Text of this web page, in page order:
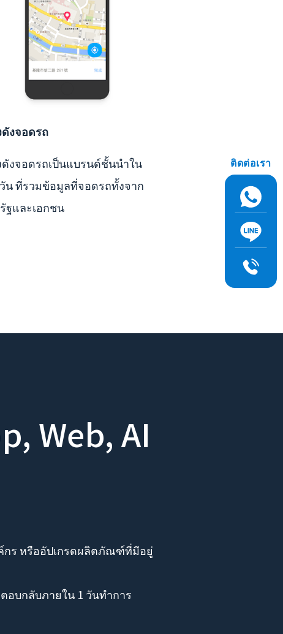
ดังจอดรถ
ดังจอดรถเป็นแบรนด์ชั้นนำใน
น ที่รวมข้อมูลที่จอดรถทั้งจาก
ฐและเอกชน
ติดต่อเรา
Web, AI
กร หรืออัปเกรดผลิตภัณฑ์ที่มีอยู่
อบกลับภายใน 1 วันทำการ